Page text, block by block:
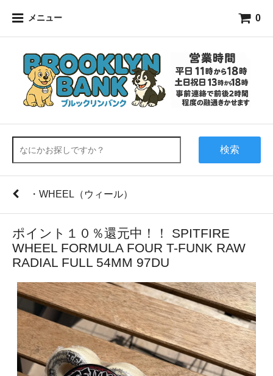
メニュー 0
検索
・WHEEL（ウィール）
ポイント１０％還元中！！ SPITFIRE
WHEEL FORMULA FOUR T-FUNK RAW
RADIAL FULL 54MM 97DU